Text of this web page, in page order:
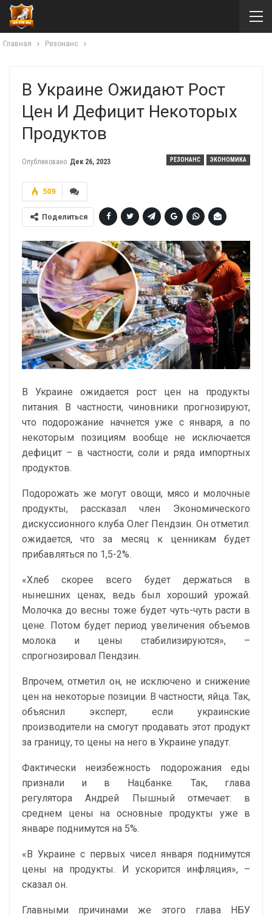
Главная Резонанс
В Украине Ожидают Рост
Цен И Дефицит Некоторых
Продуктов
РЕЗОНАНС ЭКОНОМИКА
Опубликовано Дек 26, 2023
509
Поделиться
В Украине ожидается рост цен на продукты
питания. В частности, чиновники прогнозируют,
что подорожание начнется уже с января, а по
некоторым позициям вообще не исключается
дефицит – в частности, соли и ряда импортных
продуктов.
Подорожать же могут овощи, мясо и молочные
продукты, рассказал член Экономического
дискуссионного клуба Олег Пендзин. Он отметил:
ожидается, что за месяц к ценникам будет
прибавляться по 1,5-2%.
«Хлеб скорее всего будет держаться в
нынешних ценах, ведь был хороший урожай.
Молочка до весны тоже будет чуть-чуть расти в
цене. Потом будет период увеличения объемов
молока и цены стабилизируются», –
спрогнозировал Пендзин.
Впрочем, отметил он, не исключено и снижение
цен на некоторые позиции. В частности, яйца. Так,
объяснил эксперт, если украинские
производители на смогут продавать этот продукт
за границу, то цены на него в Украине упадут.
Фактически неизбежность подорожания еды
признали и в Нацбанке. Так, глава
регулятора Андрей Пышный отмечает: в
среднем цены на основные продукты уже в
январе поднимутся на 5%.
«В Украине с первых чисел января поднимутся
цены на продукты. И ускорится инфляция», –
сказал он.
Главными причинами же этого глава НБУ